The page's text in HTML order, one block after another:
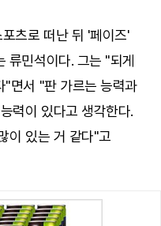
츠로 떠난 뒤 '페이즈'
류민석이다. 그는 "되게
"면서 "판 가르는 능력과
력이 있다고 생각한다.
이 있는 거 같다"고